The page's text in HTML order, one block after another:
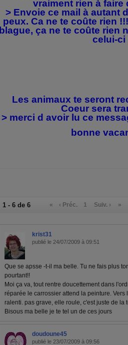
vraiment rien à
> Envoie ce mail à autant
peux. Ca ne te coûte rien
blague, ça ne te coûte rien
celui-ci
Les animaux te seront
Coeur sera
> merci d avoir lu ce
bonne
1 - 6 de 6 « ‹ Préc. 1 Suiv. › »
krist31
publié le 24/07/2009 à 09:51
Que se apsse -t-il ma belle. Tu ne fais plus
pourtant!!
Moi ça va, tout rentre doucettement dans
réparée le carrossier attend la peinture. Vers
ralenti. pas grave, elle roule, c'est juste de la
Bisous ma belle je te tel un de ces jours
doudoune45
publié le 23/07/2009 à 09:56